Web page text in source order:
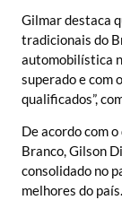
Gilmar destaca
tradicionais do
automobilística
superado e com
qualificados”,
De acordo com
Branco, Gilson
consolidado no
melhores do